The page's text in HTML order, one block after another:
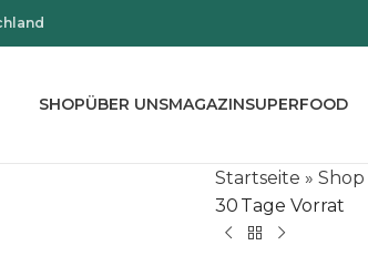
SHOPÜBER UNSMAGAZINSUPERFOOD
Startseite » Shop
30 Tage Vorrat